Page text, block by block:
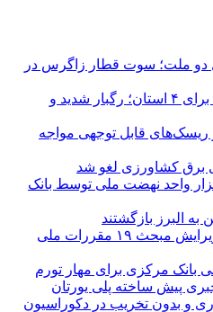
دو ملت؛ سوت قطار زاگرس در
هشدار نارنجی هواشناسی برای ۴ استان؛ رگبار شدید و
و ریسک‌های قابل توجهی مواجه
برق کشاورزی لغو شد
مالی بیش از ۳۹۶ هزار واحد نهضت ملی توسط بانک
تمدید اجرای همزمان دو ویرایش مبحث ۱۹ مقررات ملی
بانک مرکزی برای مهار تورم
پیش ساخته پلی یورتان
و بدون تخریب در دکوراسیون